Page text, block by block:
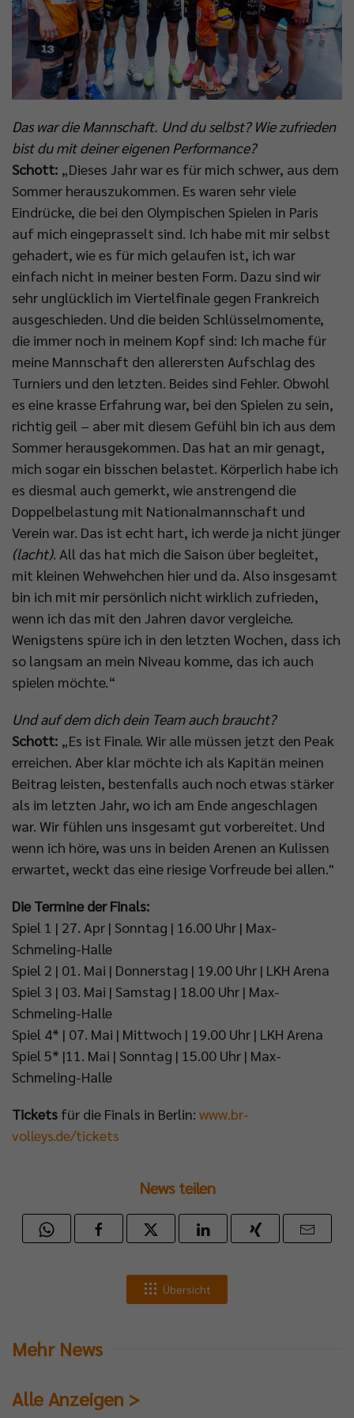
Das war die Mannschaft. Und du selbst? Wie zufrieden
bist du mit deiner eigenen Performance?
Schott: „Dieses Jahr war es für mich schwer, aus dem
Sommer herauszukommen. Es waren sehr viele
Eindrücke, die bei den Olympischen Spielen in Paris
auf mich eingeprasselt sind. Ich habe mit mir selbst
gehadert, wie es für mich gelaufen ist, ich war
einfach nicht in meiner besten Form. Dazu sind wir
sehr unglücklich im Viertelfinale gegen Frankreich
ausgeschieden. Und die beiden Schlüsselmomente,
die immer noch in meinem Kopf sind: Ich mache für
meine Mannschaft den allerersten Aufschlag des
Turniers und den letzten. Beides sind Fehler. Obwohl
es eine krasse Erfahrung war, bei den Spielen zu sein,
richtig geil – aber mit diesem Gefühl bin ich aus dem
Sommer herausgekommen. Das hat an mir genagt,
mich sogar ein bisschen belastet. Körperlich habe ich
es diesmal auch gemerkt, wie anstrengend die
Doppelbelastung mit Nationalmannschaft und
Verein war. Das ist echt hart, ich werde ja nicht jünger
(lacht). All das hat mich die Saison über begleitet,
mit kleinen Wehwehchen hier und da. Also insgesamt
bin ich mit mir persönlich nicht wirklich zufrieden,
wenn ich das mit den Jahren davor vergleiche.
Wenigstens spüre ich in den letzten Wochen, dass ich
so langsam an mein Niveau komme, das ich auch
spielen möchte.“
Und auf dem dich dein Team auch braucht?
Schott: „Es ist Finale. Wir alle müssen jetzt den Peak
erreichen. Aber klar möchte ich als Kapitän meinen
Beitrag leisten, bestenfalls auch noch etwas stärker
als im letzten Jahr, wo ich am Ende angeschlagen
war. Wir fühlen uns insgesamt gut vorbereitet. Und
wenn ich höre, was uns in beiden Arenen an Kulissen
erwartet, weckt das eine riesige Vorfreude bei allen."
Die Termine der Finals:
Spiel 1 | 27. Apr | Sonntag | 16.00 Uhr | Max-
Schmeling-Halle
Spiel 2 | 01. Mai | Donnerstag | 19.00 Uhr | LKH Arena
Spiel 3 | 03. Mai | Samstag | 18.00 Uhr | Max-
Schmeling-Halle
Spiel 4* | 07. Mai | Mittwoch | 19.00 Uhr | LKH Arena
Spiel 5* |11. Mai | Sonntag | 15.00 Uhr | Max-
Schmeling-Halle
Tickets für die Finals in Berlin: www.br-
volleys.de/tickets
News teilen
Übersicht
Mehr News
Alle Anzeigen >